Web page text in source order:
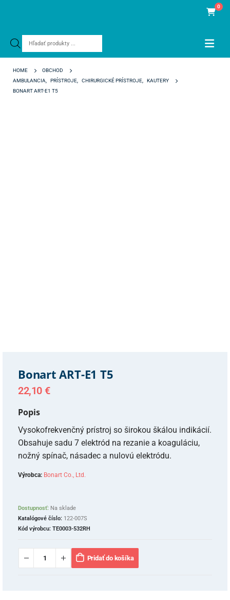
Products
0
HOME
OBCHOD
AMBULANCIA
PRÍSTROJE CHIRURGICKÉ PRÍSTROJE
KAUTERY
BONART ART-E1 T5
Bonart ART-E1 T5
22,10 €
Popis
Vysokofrekvenčný prístroj so širokou škálou indikácií.
Obsahuje sadu 7 elektród na rezanie a koaguláciu,
nožný spínač, násadec a nulovú elektródu.
Výrobca: Bonart Co., Ltd.
Dostupnosť: Na sklade
Katalógové číslo: 122-007S
Kód výrobcu: TE0003-532RH
Pridať do košíka